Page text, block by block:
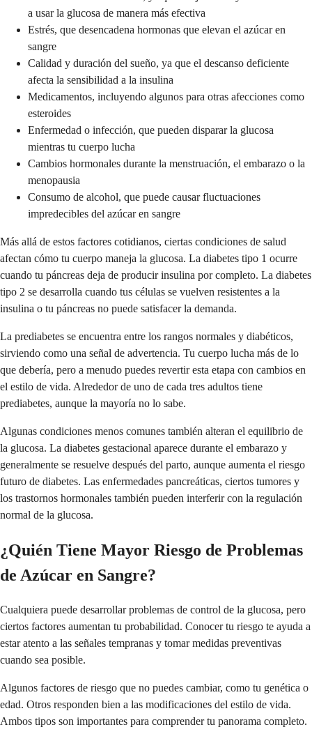
a usar la glucosa de manera más efectiva
Estrés, que desencadena hormonas que elevan el azúcar en
sangre
Calidad y duración del sueño, ya que el descanso deficiente
afecta la sensibilidad a la insulina
Medicamentos, incluyendo algunos para otras afecciones como
esteroides
Enfermedad o infección, que pueden disparar la glucosa
mientras tu cuerpo lucha
Cambios hormonales durante la menstruación, el embarazo o la
menopausia
Consumo de alcohol, que puede causar fluctuaciones
impredecibles del azúcar en sangre
Más allá de estos factores cotidianos, ciertas condiciones de salud
afectan cómo tu cuerpo maneja la glucosa. La diabetes tipo 1 ocurre
cuando tu páncreas deja de producir insulina por completo. La diabetes
tipo 2 se desarrolla cuando tus células se vuelven resistentes a la
insulina o tu páncreas no puede satisfacer la demanda.
La prediabetes se encuentra entre los rangos normales y diabéticos,
sirviendo como una señal de advertencia. Tu cuerpo lucha más de lo
que debería, pero a menudo puedes revertir esta etapa con cambios en
el estilo de vida. Alrededor de uno de cada tres adultos tiene
prediabetes, aunque la mayoría no lo sabe.
Algunas condiciones menos comunes también alteran el equilibrio de
la glucosa. La diabetes gestacional aparece durante el embarazo y
generalmente se resuelve después del parto, aunque aumenta el riesgo
futuro de diabetes. Las enfermedades pancreáticas, ciertos tumores y
los trastornos hormonales también pueden interferir con la regulación
normal de la glucosa.
¿Quién Tiene Mayor Riesgo de Problemas
de Azúcar en Sangre?
Cualquiera puede desarrollar problemas de control de la glucosa, pero
ciertos factores aumentan tu probabilidad. Conocer tu riesgo te ayuda a
estar atento a las señales tempranas y tomar medidas preventivas
cuando sea posible.
Algunos factores de riesgo que no puedes cambiar, como tu genética o
edad. Otros responden bien a las modificaciones del estilo de vida.
Ambos tipos son importantes para comprender tu panorama completo.